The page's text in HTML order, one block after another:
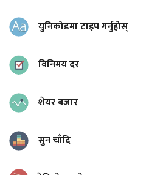
युनिकोडमा टाइप गर्नुहोस्
विनिमय दर
शेयर बजार
सुन चाँदि